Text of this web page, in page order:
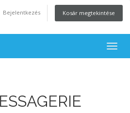
Bejelentkezés Kosár megtekintése